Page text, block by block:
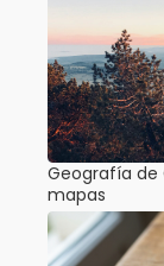
Geografía de
mapas